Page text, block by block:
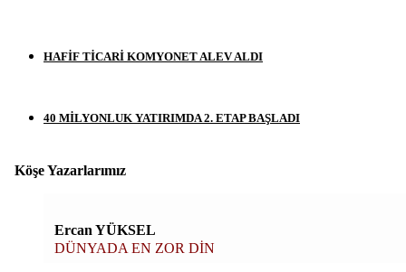
HAFİF TİCARİ KOMYONET ALEV ALDI
40 MİLYONLUK YATIRIMDA 2. ETAP BAŞLADI
Köşe Yazarlarımız
Ercan YÜKSEL
DÜNYADA EN ZOR DİN